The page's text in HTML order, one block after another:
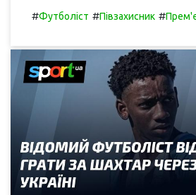
#Футболіст #Півзахисник #